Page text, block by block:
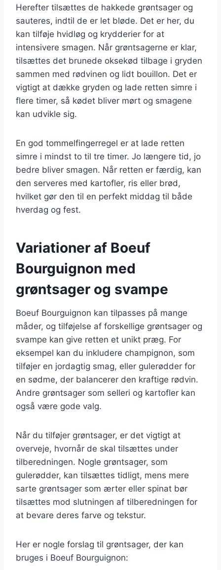
Herefter tilsættes de hakkede grøntsager og
sauteres, indtil de er let bløde. Det er her, du
kan tilføje hvidløg og krydderier for at
intensivere smagen. Når grøntsagerne er klar,
tilsættes det brunede oksekød tilbage i gryden
sammen med rødvinen og lidt bouillon. Det er
vigtigt at dække gryden og lade retten simre i
flere timer, så kødet bliver mørt og smagene
kan udvikle sig.
En god tommelfingerregel er at lade retten
simre i mindst to til tre timer. Jo længere tid, jo
bedre bliver smagen. Når retten er færdig, kan
den serveres med kartofler, ris eller brød,
hvilket gør den til en perfekt middag til både
hverdag og fest.
Variationer af Boeuf
Bourguignon med
grøntsager og svampe
Boeuf Bourguignon kan tilpasses på mange
måder, og tilføjelse af forskellige grøntsager og
svampe kan give retten et unikt præg. For
eksempel kan du inkludere champignon, som
tilføjer en jordagtig smag, eller gulerødder for
en sødme, der balancerer den kraftige rødvin.
Andre grøntsager som selleri og kartofler kan
også være gode valg.
Når du tilføjer grøntsager, er det vigtigt at
overveje, hvornår de skal tilsættes under
tilberedningen. Nogle grøntsager, som
gulerødder, kan tilsættes tidligt, mens mere
sarte grøntsager som ærter eller spinat bør
tilsættes mod slutningen af tilberedningen for
at bevare deres farve og tekstur.
Her er nogle forslag til grøntsager, der kan
bruges i Boeuf Bourguignon: